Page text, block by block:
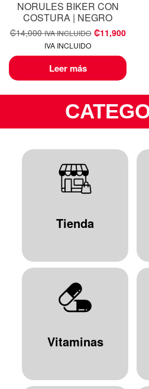
NORULES BIKER CON
COSTURA | NEGRO
₡14,000 IVA INCLUIDO ₡11,900
IVA INCLUIDO
Leer más
Tienda
Vitaminas